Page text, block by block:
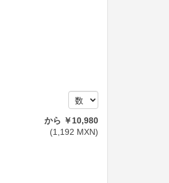
から ￥10,980
(1,192 MXN)